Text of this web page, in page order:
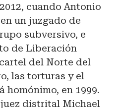
cuando Antonio
un juzgado de
subversivo, e
de Liberación
del Norte del
las torturas y el
homónimo, en 1999.
juez distrital Michael